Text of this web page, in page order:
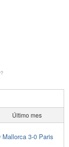
Último mes
3-0 Paris